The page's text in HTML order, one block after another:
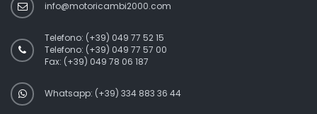
info@motoricambi2000.com
Telefono: (+39) 049 77 52 15
Telefono: (+39) 049 77 57 00
Fax: (+39) 049 78 06 187
Whatsapp: (+39) 334 883 36 44